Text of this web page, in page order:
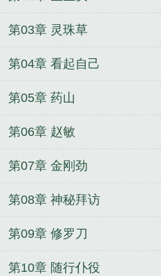
第03章 灵珠草
第04章 看起自己
第05章 药山
第06章 赵敏
第07章 金刚劲
第08章 神秘拜访
第09章 修罗刀
第10章 随行仆役